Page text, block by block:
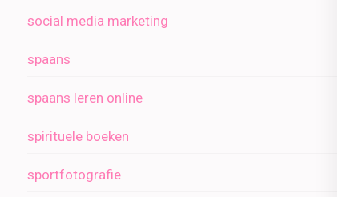
social media marketing
spaans
spaans leren online
spirituele boeken
sportfotografie